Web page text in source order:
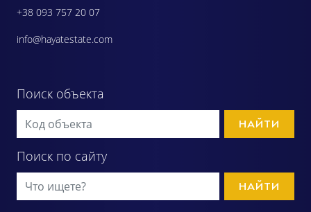
+38 093 757 20 07
info@hayatestate.com
Поиск объекта
НАЙТИ
Поиск по сайту
НАЙТИ